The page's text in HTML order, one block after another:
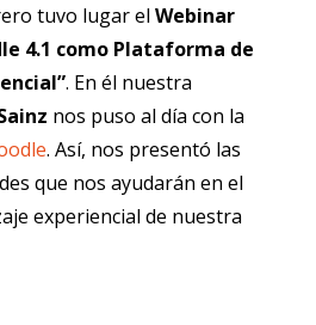
tuvo lugar el Webinar
4.1 como Plataforma de
. En él nuestra
nos puso al día con la
. Así, nos presentó las
que nos ayudarán en el
experiencial de nuestra